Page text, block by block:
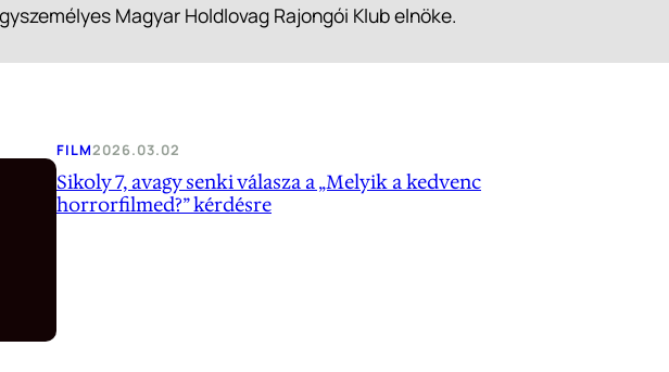
Magyar Holdlovag Rajongói Klub elnöke.
FILM2026.03.02
Sikoly 7, avagy senki válasza a „Melyik a kedvenc
horrorfilmed?” kérdésre